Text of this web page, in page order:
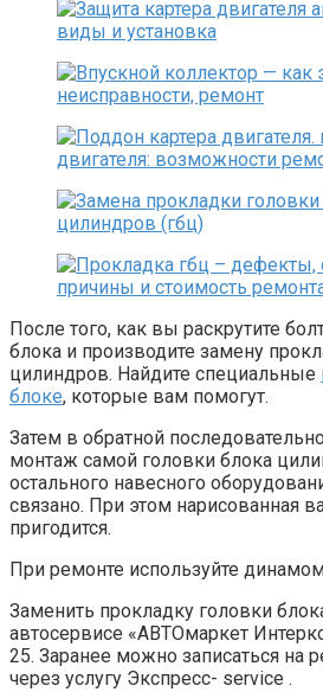
После того, как вы раскрутите
блока и производите замену
цилиндров. Найдите специальные
блоке, которые вам помогут.
Затем в обратной
монтаж самой головки блока
остального навесного
связано. При этом нарисованная
пригодится.
При ремонте используйте
Заменить прокладку головки
автосервисе «АВТОмаркет
25. Заранее можно записаться на
через услугу Экспресс- service .